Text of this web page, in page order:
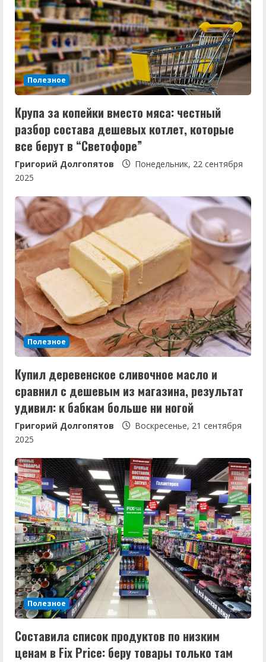
ч
т
е
н
и
е
Полезное
Крупа за копейки вместо мяса: честный
разбор состава дешевых котлет, которые
все берут в “Светофоре”
Григорий Долгопятов
Понедельник, 22 сентября
2025
Полезное
Купил деревенское сливочное масло и
сравнил с дешевым из магазина, результат
удивил: к бабкам больше ни ногой
Григорий Долгопятов
Воскресенье, 21 сентября
2025
Полезное
Составила список продуктов по низким
ценам в Fix Price: беру товары только там